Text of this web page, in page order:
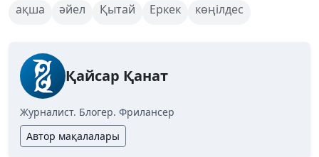
ақша әйел Қытай Еркек көңілдес
Қайсар Қанат
Журналист. Блогер. Фрилансер
Автор мақалалары